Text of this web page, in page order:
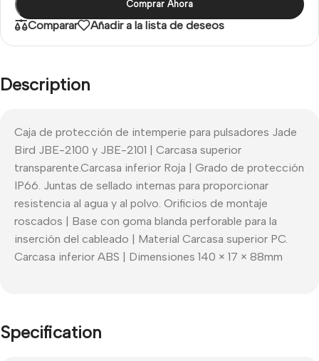
Comprar Ahora
Comparar Añadir a la lista de deseos
Description
Caja de protección de intemperie para pulsadores Jade
Bird JBE-2100 y JBE-2101 | Carcasa superior
transparente.Carcasa inferior Roja | Grado de protección
IP66. Juntas de sellado internas para proporcionar
resistencia al agua y al polvo. Orificios de montaje
roscados | Base con goma blanda perforable para la
inserción del cableado | Material Carcasa superior PC.
Carcasa inferior ABS | Dimensiones 140 × 17 × 88mm
Specification